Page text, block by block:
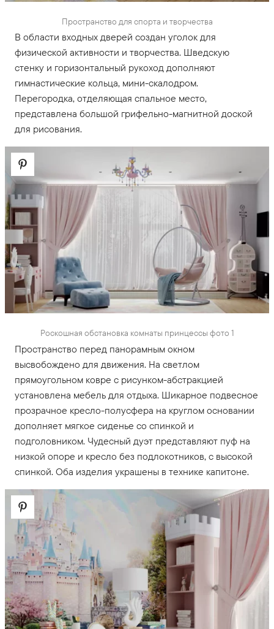
Пространство для спорта и творчества
В области входных дверей создан уголок для
физической активности и творчества. Шведскую
стенку и горизонтальный рукоход дополняют
гимнастические кольца, мини-скалодром.
Перегородка, отделяющая спальное место,
представлена большой грифельно-магнитной доской
для рисования.
Роскошная обстановка комнаты принцессы фото 1
Пространство перед панорамным окном
высвобождено для движения. На светлом
прямоугольном ковре с рисунком-абстракцией
установлена мебель для отдыха. Шикарное подвесное
прозрачное кресло-полусфера на круглом основании
дополняет мягкое сиденье со спинкой и
подголовником. Чудесный дуэт представляют пуф на
низкой опоре и кресло без подлокотников, с высокой
спинкой. Оба изделия украшены в технике капитоне.